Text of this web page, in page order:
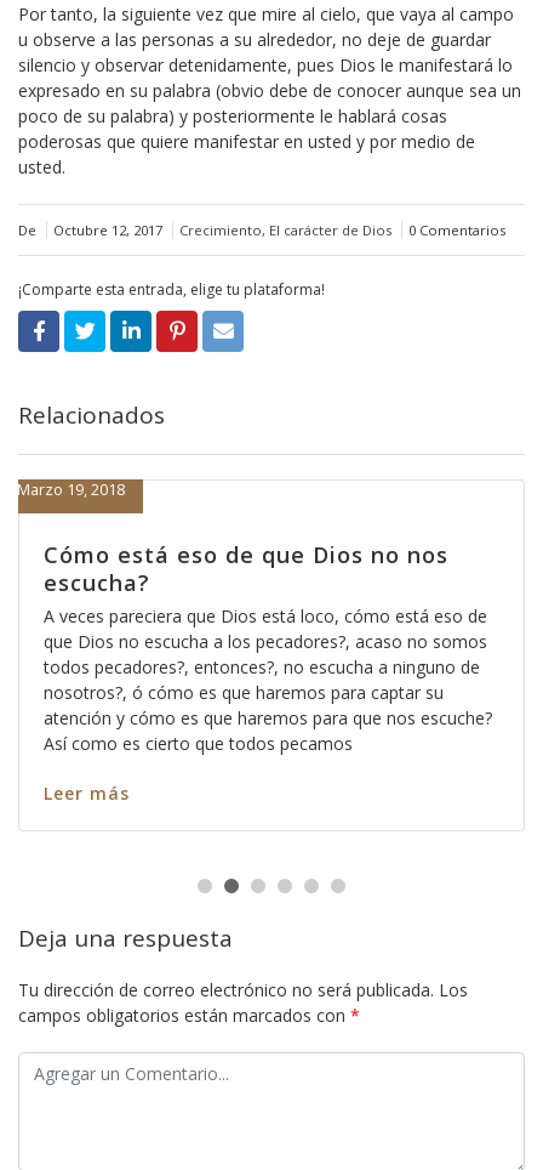
Por tanto, la siguiente vez que mire al cielo, que vaya al campo
u observe a las personas a su alrededor, no deje de guardar
silencio y observar detenidamente, pues Dios le manifestará lo
expresado en su palabra (obvio debe de conocer aunque sea un
poco de su palabra) y posteriormente le hablará cosas
poderosas que quiere manifestar en usted y por medio de
usted.
De Octubre 12, 2017 Crecimiento, El carácter de Dios 0 Comentarios
¡Comparte esta entrada, elige tu plataforma!
Relacionados
Cómo está eso de que Dios no nos
escucha?
Marzo 19, 2018
A veces pareciera que Dios está loco, cómo está eso de
que Dios no escucha a los pecadores?, acaso no somos
todos pecadores?, entonces?, no escucha a ninguno de
nosotros?, ó cómo es que haremos para captar su
atención y cómo es que haremos para que nos escuche?
Así como es cierto que todos pecamos
Leer más
Deja una respuesta
Tu dirección de correo electrónico no será publicada. Los
campos obligatorios están marcados con *